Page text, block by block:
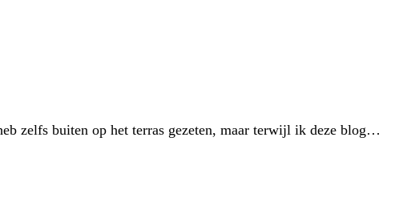
zelfs buiten op het terras gezeten, maar terwijl ik deze blog…